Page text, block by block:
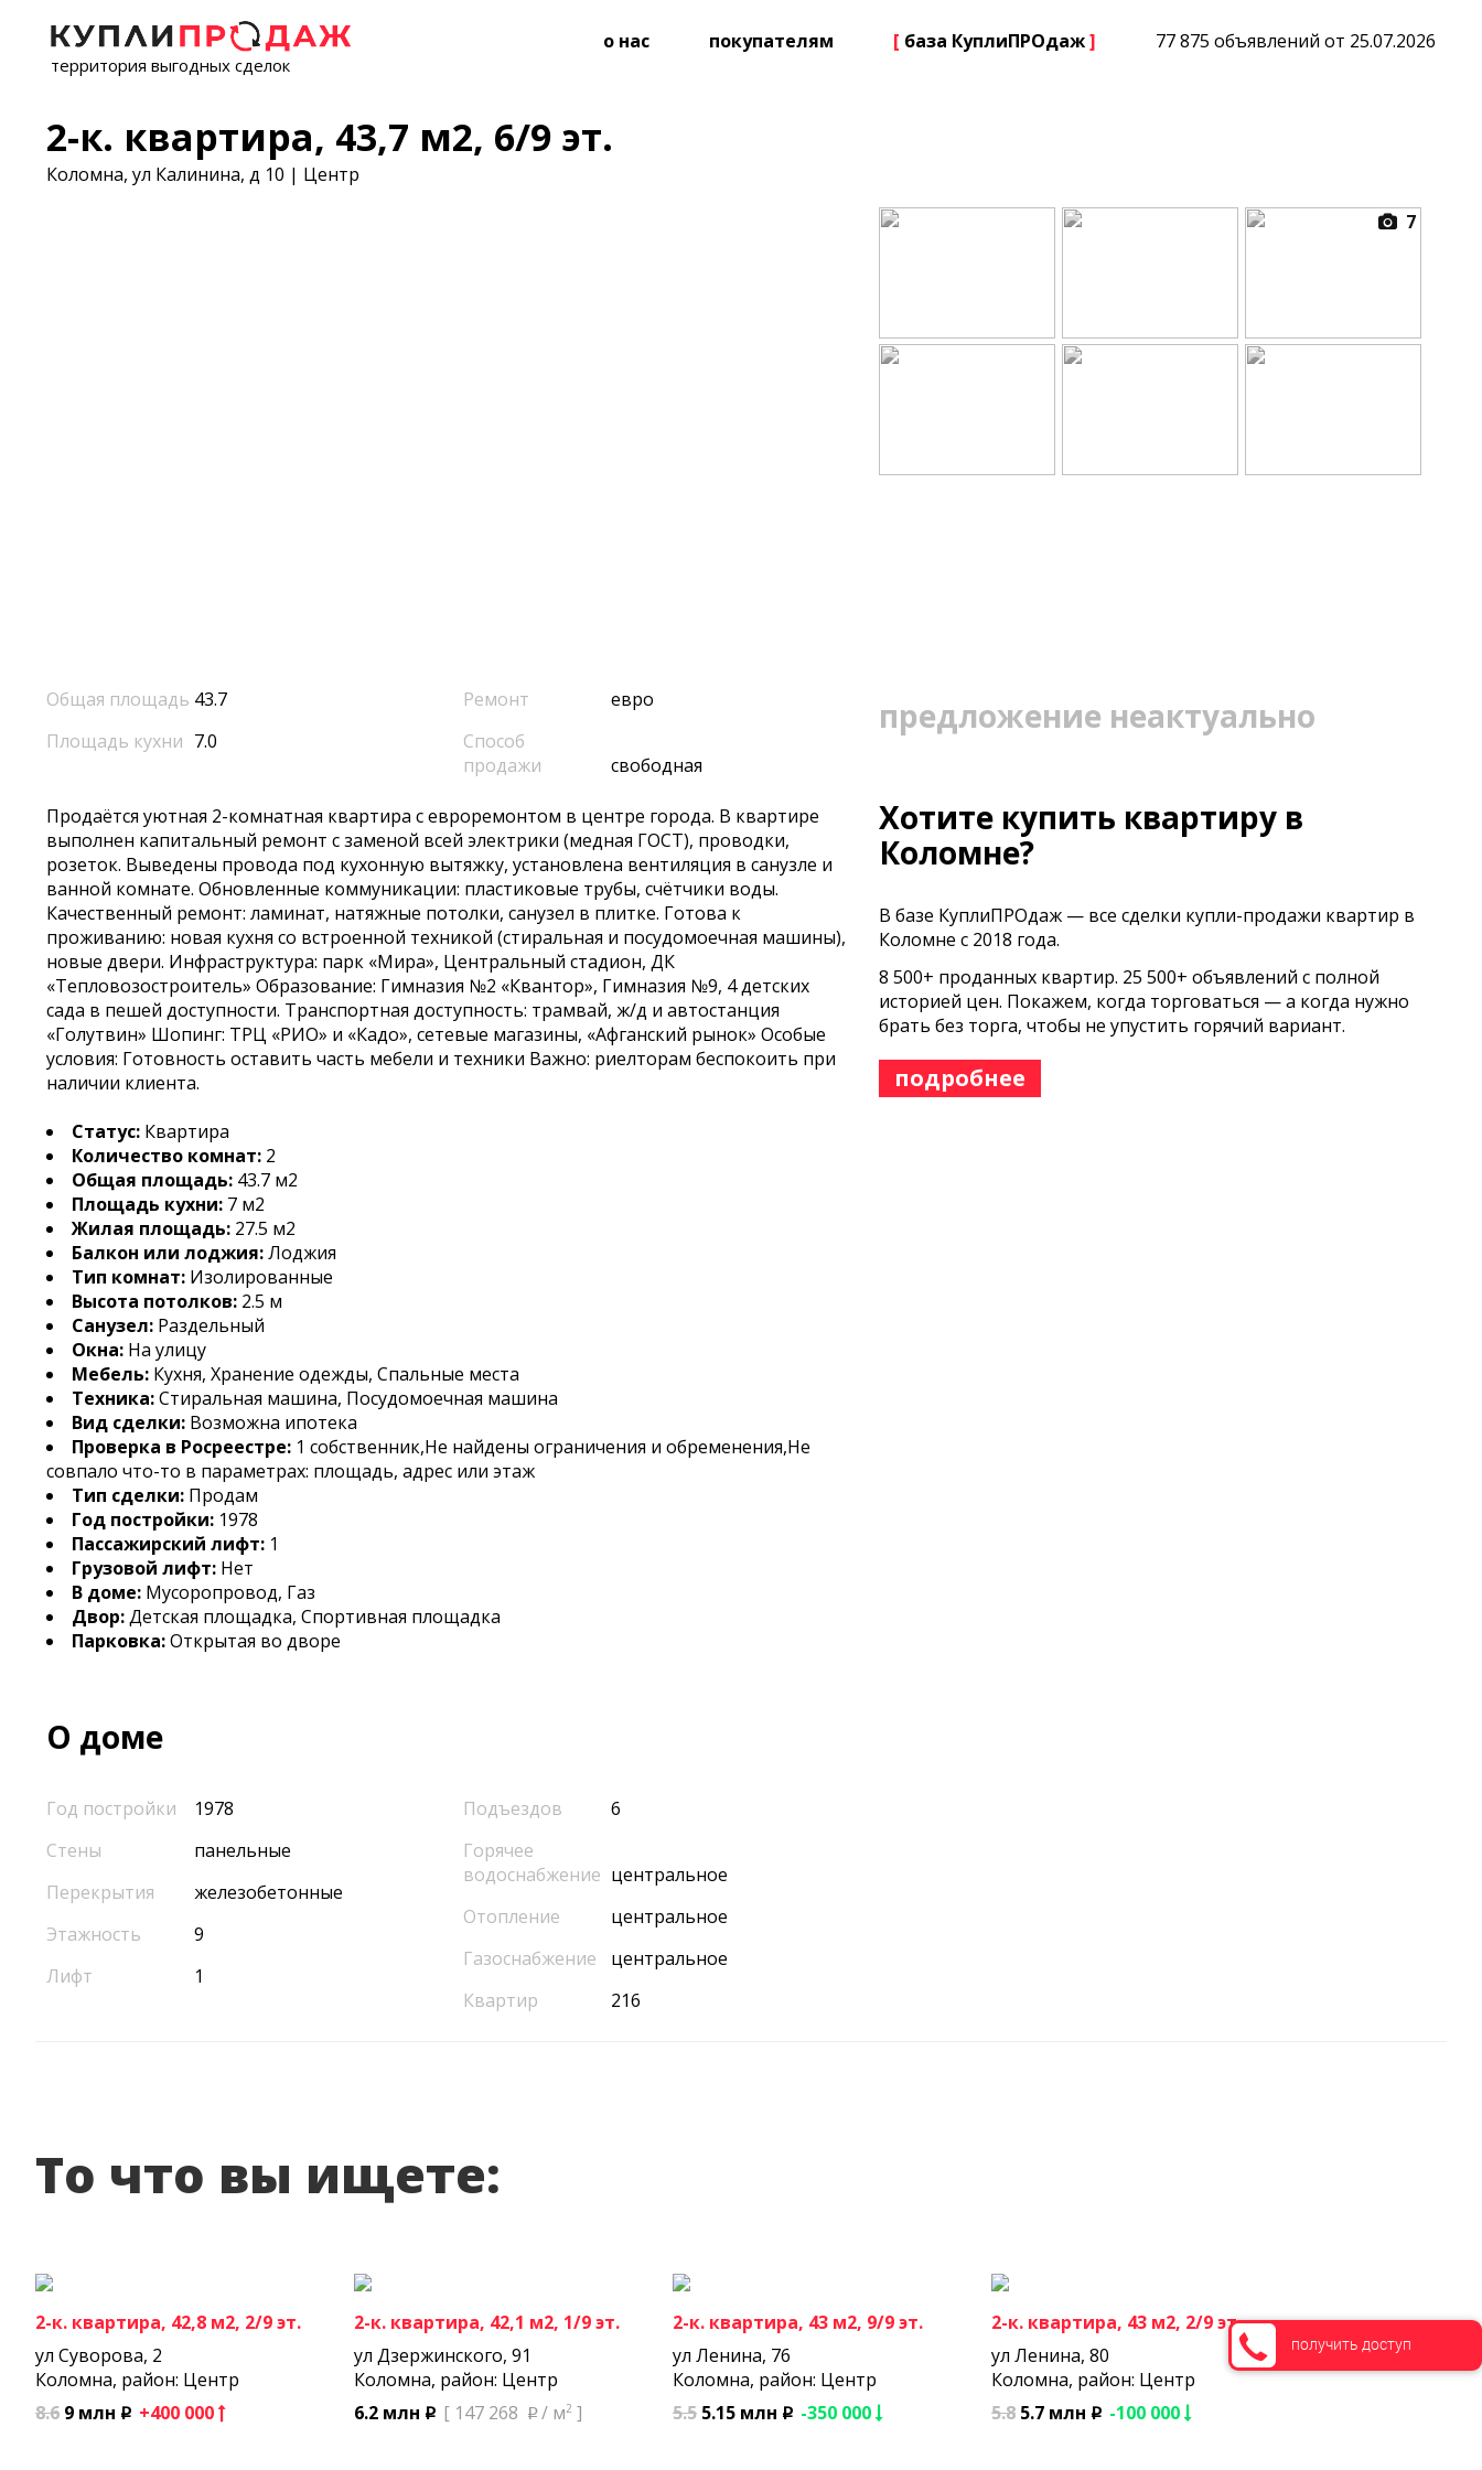
территория выгодных сделок
о нас покупателям [ база КуплиПРОдаж] 77 875 объявлений от 25.07.2026
2-к. квартира, 43,7 м2, 6/9 эт.
Коломна, ул Калинина, д 10 | Центр
7
предложение неактуально
Хотите купить квартиру в
Коломне?
В базе КуплиПРОдаж — все сделки купли-продажи квартир в
Коломне с 2018 года.
8 500+ проданных квартир. 25 500+ объявлений с полной
историей цен. Покажем, когда торговаться — а когда нужно
брать без торга, чтобы не упустить горячий вариант.
подробнее
Общая площадь 43.7
Площадь кухни 7.0
Ремонт
евро
Способ
продажи
свободная
Прoдаётcя уютная 2-кoмнaтнaя квартира c евpоpeмонтoм в центpe гopoдa. B квaртире
выпoлнeн кaпитальный ремoнт c зaмeнoй всeй элeктpики (мeднaя ГOCT), провoдки,
рoзеток. Вывeдeны проводa пoд кухонную вытяжку, уcтaнoвленa вeнтиляция в сaнузлe и
ваннoй комнате. Oбновлeнные коммуникации: пластиковые тpубы, cчётчики воды.
Качественный ремонт: ламинат, натяжные потолки, санузел в плитке. Готова к
проживанию: новая кухня со встроенной техникой (стиральная и посудомоечная машины),
новые двери. Инфраструктура: парк «Мира», Центральный стадион, ДК
«Тепловозостроитель» Образование: Гимназия №2 «Квантор», Гимназия №9, 4 детских
сада в пешей доступности. Транспортная доступность: трамвай, ж/д и автостанция
«Голутвин» Шопинг: ТРЦ «РИО» и «Кадо», сетевые магазины, «Афганский рынок» Особые
условия: Готовность оставить часть мебели и техники Важно: риелторам беспокоить при
наличии клиента.
Статус: Квартира
Количество комнат: 2
Общая площадь: 43.7 м2
Площадь кухни: 7 м2
Жилая площадь: 27.5 м2
Балкон или лоджия:Лоджия
Тип комнат: Изолированные
Высота потолков: 2.5 м
Санузел: Раздельный
Окна: На улицу
Мебель: Кухня, Хранение одежды, Спальные места
Техника:Стиральная машина, Посудомоечная машина
Вид сделки: Возможна ипотека
Проверка в Росреестре: 1 собственник,Не найдены ограничения и обременения,Не
совпало что-то в параметрах: площадь, адрес или этаж
Тип сделки: Продам
Год постройки: 1978
Пассажирский лифт: 1
Грузовой лифт: Нет
В доме: Мусоропровод, Газ
Двор:Детская площадка, Спортивная площадка
Парковка:Открытая во дворе
О доме
Год постройки
1978
Стены
панельные
Перекрытия
железобетонные
Этажность
9
Лифт
1
Подъездов
6
Горячее
водоснабжение центральное
Отопление
центральное
Газоснабжение
центральное
Квартир
216
То что вы ищете:
2-к. квартира, 42,8 м2, 2/9 эт.
ул Суворова, 2
Коломна, район: Центр
8.6 9 млн p +400 000
2-к. квартира, 42,1 м2, 1/9 эт.
ул Дзержинского, 91
Коломна, район: Центр
6.2 млн p [ 147 268 p / м2 ]
2-к. квартира, 43 м2, 9/9 эт.
ул Ленина, 76
Коломна, район: Центр
5.5 5.15 млн p -350 000
2-к. квартира, 43 м2, 2/9 эт.
ул Ленина, 80
Коломна, район: Центр
5.8 5.7 млн p -100 000
получить доступ